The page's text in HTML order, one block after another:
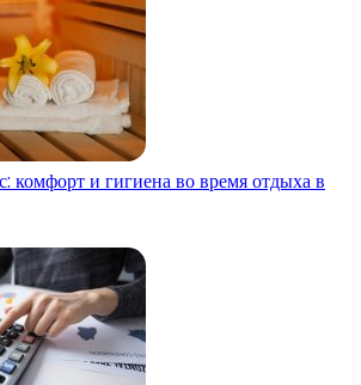
комфорт и гигиена во время отдыха в